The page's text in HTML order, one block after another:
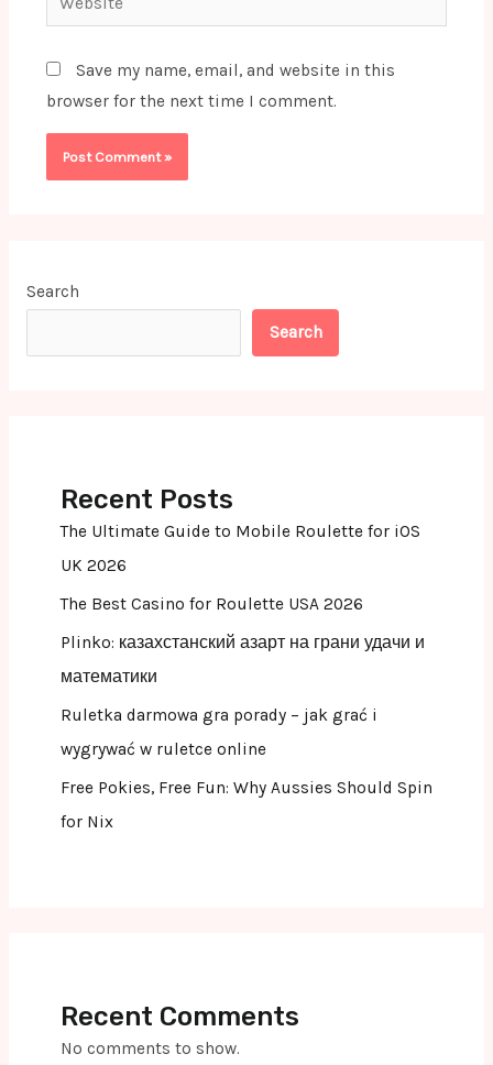
Save my name, email, and website in this
browser for the next time I comment.
Search
Search
Recent Posts
The Ultimate Guide to Mobile Roulette for iOS
UK 2026
The Best Casino for Roulette USA 2026
Plinko: казахстанский азарт на грани удачи и
математики
Ruletka darmowa gra porady – jak grać i
wygrywać w ruletce online
Free Pokies, Free Fun: Why Aussies Should Spin
for Nix
Recent Comments
No comments to show.